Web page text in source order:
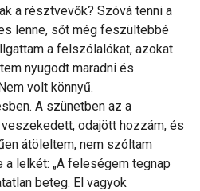
a résztvevők? Szóvá tenni a
lenne, sőt még feszültebbé
a felszólalókat, azokat
nyugodt maradni és
volt könnyű.
A szünetben az a
odajött hozzám, és
átöleltem, nem szóltam
lelkét: „A feleségem tegnap
beteg. El vagyok